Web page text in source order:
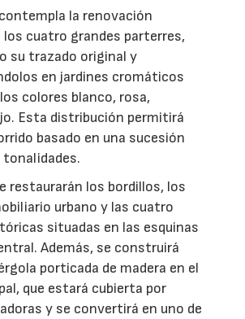
la renovación
los cuatro grandes parterres,
su trazado original y
en jardines cromáticos
colores blanco, rosa,
Esta distribución permitirá
basado en una sucesión
tonalidades.
restaurarán los bordillos, los
urbano y las cuatro
situadas en las esquinas
Además, se construirá
porticada de madera en el
que estará cubierta por
y se convertirá en uno de